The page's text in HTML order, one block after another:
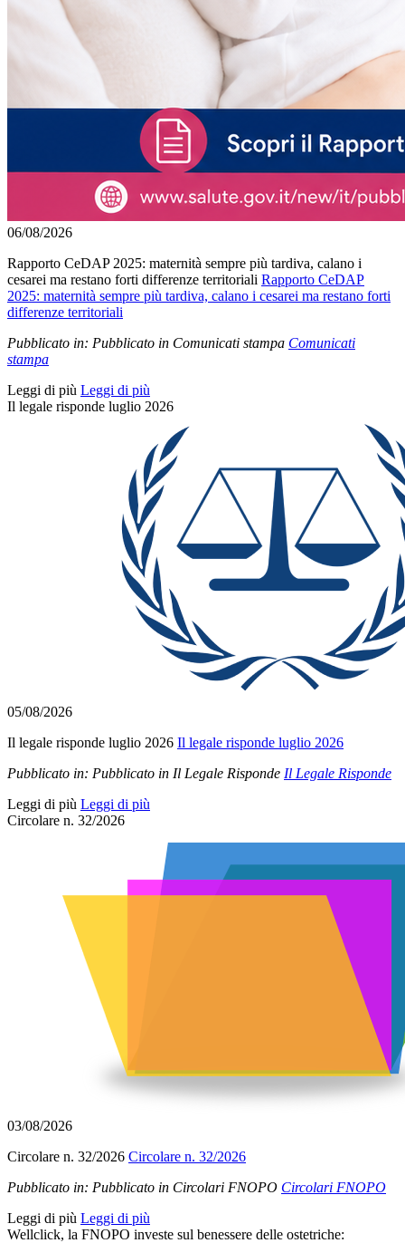
06/08/2026
Rapporto CeDAP 2025: maternità sempre più tardiva, calano i
cesarei ma restano forti differenze territoriali Rapporto CeDAP
2025: maternità sempre più tardiva, calano i cesarei ma restano forti
differenze territoriali
Pubblicato in: Pubblicato in Comunicati stampa Comunicati
stampa
Leggi di più Leggi di più
Il legale risponde luglio 2026
05/08/2026
Il legale risponde luglio 2026 Il legale risponde luglio 2026
Pubblicato in: Pubblicato in Il Legale Risponde Il Legale Risponde
Leggi di più Leggi di più
Circolare n. 32/2026
03/08/2026
Circolare n. 32/2026 Circolare n. 32/2026
Pubblicato in: Pubblicato in Circolari FNOPO Circolari FNOPO
Leggi di più Leggi di più
Wellclick, la FNOPO investe sul benessere delle ostetriche: